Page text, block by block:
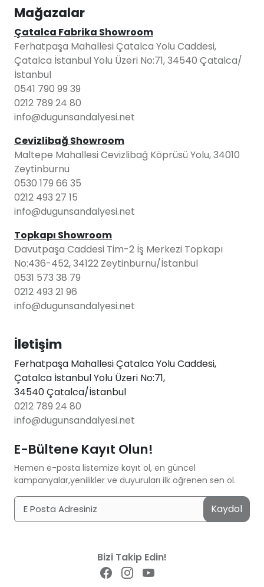
Mağazalar
Çatalca Fabrika Showroom
Ferhatpaşa Mahallesi Çatalca Yolu Caddesi,
Çatalca İstanbul Yolu Üzeri No:71, 34540 Çatalca/
İstanbul
0541 790 99 39
0212 789 24 80
info@dugunsandalyesi.net
Cevizlibağ Showroom
Maltepe Mahallesi Cevizlibağ Köprüsü Yolu, 34010
Zeytinburnu
0530 179 66 35
0212 493 27 15
info@dugunsandalyesi.net
Topkapı Showroom
Davutpaşa Caddesi Tim-2 İş Merkezi Topkapı
No:436-452, 34122 Zeytinburnu/İstanbul
0531 573 38 79
0212 493 21 96
info@dugunsandalyesi.net
İletişim
Ferhatpaşa Mahallesi Çatalca Yolu Caddesi,
Çatalca İstanbul Yolu Üzeri No:71,
34540 Çatalca/İstanbul
0212 789 24 80
info@dugunsandalyesi.net
E-Bültene Kayıt Olun!
Hemen e-posta listemize kayıt ol, en güncel
kampanyalar,yenilikler ve duyuruları ilk öğrenen sen ol.
Kaydol
Bizi Takip Edin!